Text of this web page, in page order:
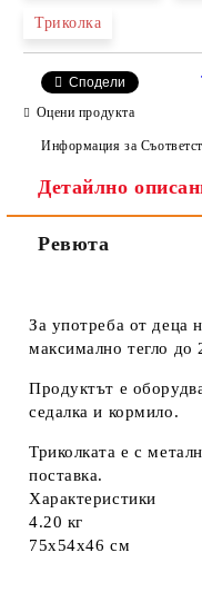
Ние ще се свържем с
Триколка
Сподели
Оцени продукта
Информация за
Детайлно
Ревюта
За употреба от деца
максимално тегло до
Продуктът е
седалка и кормило.
Триколката е с
поставка.
Характеристики
4.20 кг
75x54x46 см